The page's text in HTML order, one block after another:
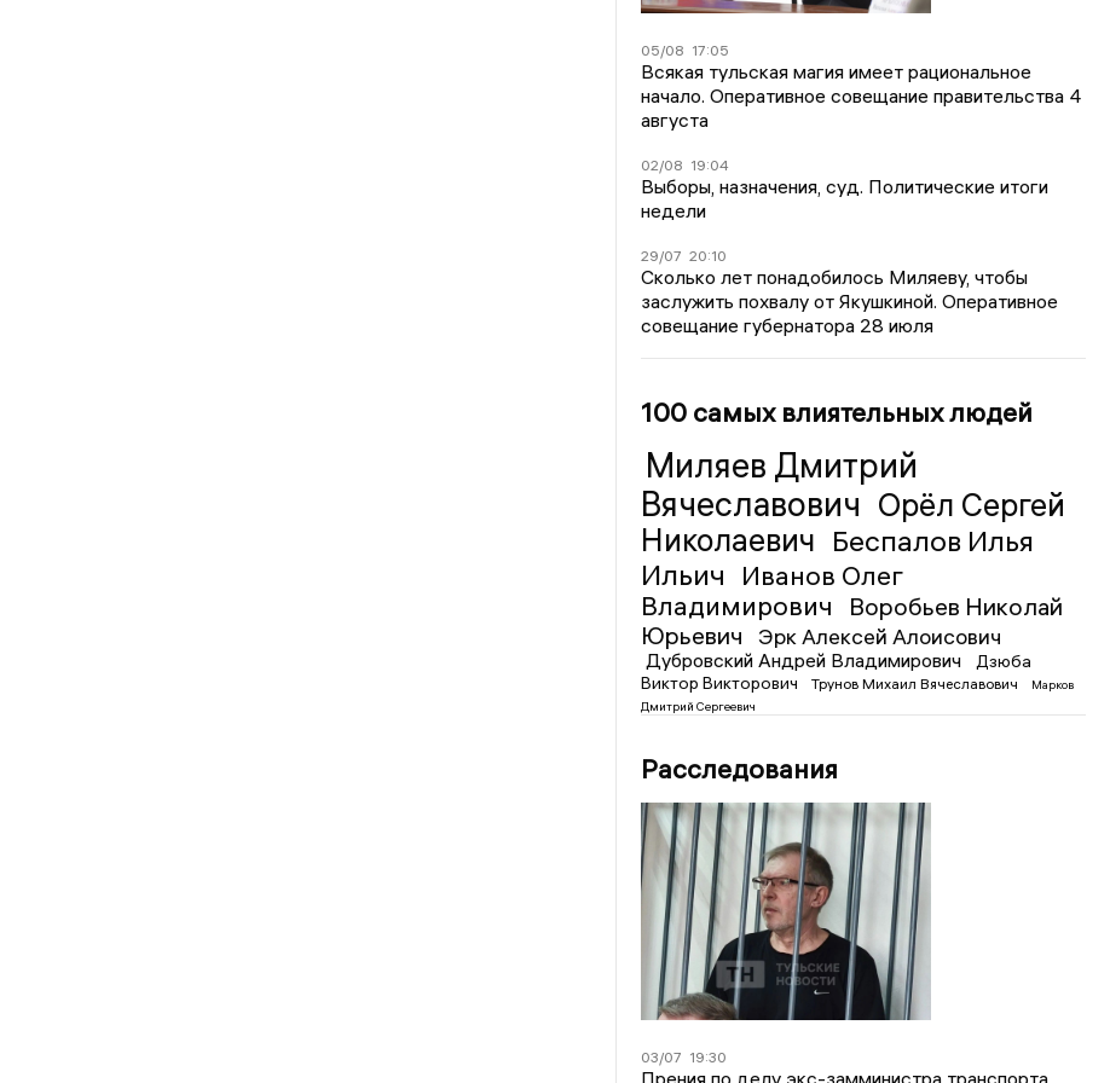
05/08 17:05
Всякая тульская магия имеет рациональное
начало. Оперативное совещание правительства 4
августа
02/08 19:04
Выборы, назначения, суд. Политические итоги
недели
29/07 20:10
Сколько лет понадобилось Миляеву, чтобы
заслужить похвалу от Якушкиной. Оперативное
совещание губернатора 28 июля
100 самых влиятельных людей
Миляев Дмитрий
Вячеславович Орёл Сергей
Николаевич Беспалов Илья
Ильич
Иванов Олег
Владимирович
Воробьев Николай
Юрьевич
Эрк Алексей Алоисович
Дубровский Андрей Владимирович
Дзюба
Виктор Викторович
Трунов Михаил Вячеславович
Марков
Дмитрий Сергеевич
Расследования
03/07 19:30
Прения по делу экс-замминистра транспорта